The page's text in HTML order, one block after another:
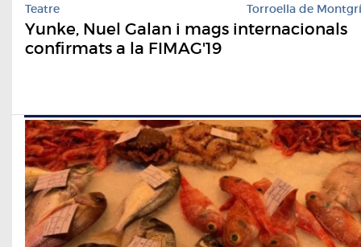
Teatre Torroella de Montgrí
Yunke, Nuel Galan i mags internacionals
confirmats a la FIMAG'19